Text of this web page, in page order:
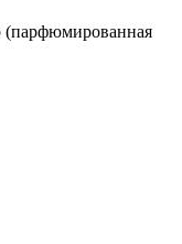
(парфюмированная